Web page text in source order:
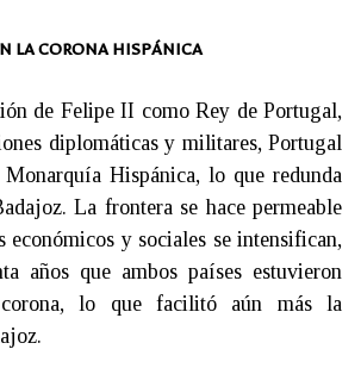
LA CORONA HISPÁNICA
de Felipe II como Rey de Portugal,
diplomáticas y militares, Portugal
Hispánica, lo que redunda
La frontera se hace permeable
económicos y sociales se intensifican,
años que ambos países estuvieron
lo que facilitó aún más la